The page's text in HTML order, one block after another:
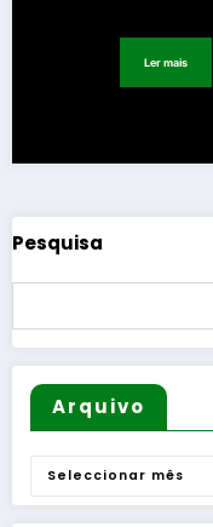
Ler mais
Pesquisa
Arquivo
Arquivo